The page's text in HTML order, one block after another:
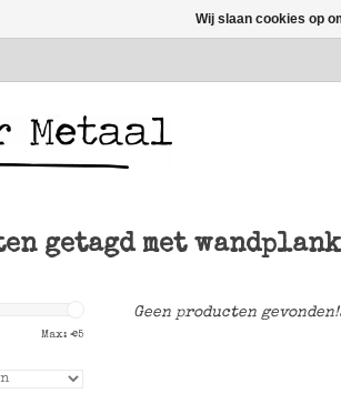
getagd met
Max: €5
Geen producten
Wij slaan cookies op